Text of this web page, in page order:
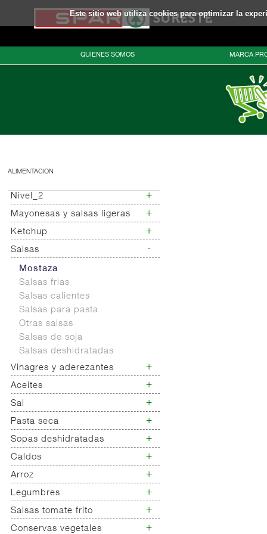
Este sitio web utiliza cookies para optimizar la
QUIENES SOMOS MARCA
ALIMENTACION
Nivel_2 +
Nivel_3
Mayonesas y salsas ligeras +
Mayonesas
Salsas ligeras
Alioli
Ketchup +
Ketchup
Salsas -
Mostaza
Salsas frias
Salsas calientes
Salsas para pasta
Otras salsas
Salsas de soja
Salsas deshidratadas
Vinagres y aderezantes
+
Vinagres
Limon concetrado
Vinagretas
Aceites +
Aceite de oliva
Aceite orujo
Aceite girasol
Aceite semillas
Aceite blend (mezcla)
Sal +
Sal cocina
Saleros
Sales especiales
Sal 25 kg
Pasta seca +
Pasta seca normal
Pasta seca normal cuchara
Pasta seca vegetal
Pasta seca huevo
Pasta seca para horno
Otras pastas secas
Pasta seca rellena
Sopas deshidratadas +
Sopas deshidratadas
Sopas y cremas liquidas
Caldos +
Caldos concentrados ptlla.
Caldos liquidos
Arroz +
Arroz
Arroz cocido
Legumbres +
Legumbres secas
Legumbre cocida
Salsas tomate frito +
Tomate frito
Conservas vegetales +